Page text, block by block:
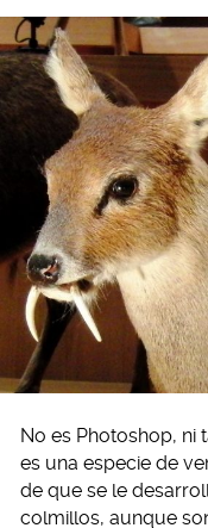
No es Photoshop, ni
es una especie de
de que se le
colmillos, aunque